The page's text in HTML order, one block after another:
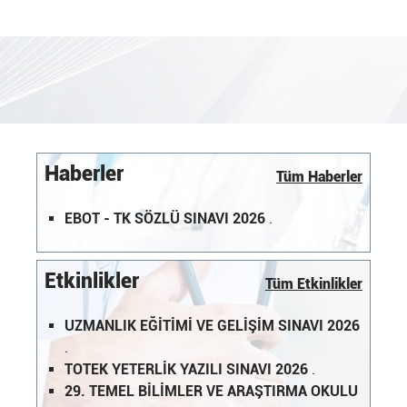
Haberler Tüm Haberler
EBOT - TK SÖZLÜ SINAVI 2026 .
Etkinlikler Tüm Etkinlikler
UZMANLIK EĞİTİMİ VE GELİŞİM SINAVI 2026
.
TOTEK YETERLİK YAZILI SINAVI 2026 .
29. TEMEL BİLİMLER VE ARAŞTIRMA OKULU